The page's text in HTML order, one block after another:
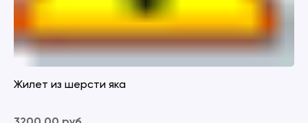
Жилет из шерсти яка